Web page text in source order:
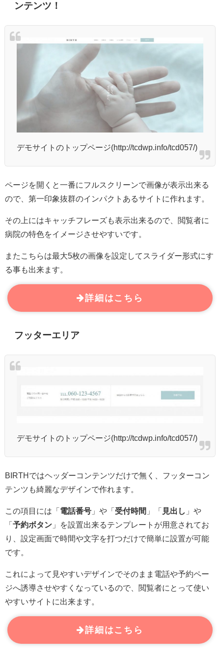
ンテンツ！
デモサイトのトップページ(http://tcdwp.info/tcd057/)
ページを開くと一番にフルスクリーンで画像が表示出来る
ので、第一印象抜群のインパクトあるサイトに作れます。
その上にはキャッチフレーズも表示出来るので、閲覧者に
病院の特色をイメージさせやすいです。
またこちらは最大5枚の画像を設定してスライダー形式にす
る事も出来ます。
詳細はこちら
フッターエリア
デモサイトのトップページ(http://tcdwp.info/tcd057/)
BIRTHではヘッダーコンテンツだけで無く、フッターコン
テンツも綺麗なデザインで作れます。
この項目には「 電話番号 」や「 受付時間 」「 見出し 」や
「 予約ボタン 」を設置出来るテンプレートが用意されてお
り、設定画面で時間や文字を打つだけで簡単に設置が可能
です。
これによって見やすいデザインでそのまま電話や予約ペー
ジへ誘導させやすくなっているので、閲覧者にとって使い
やすいサイトに出来ます。
詳細はこちら